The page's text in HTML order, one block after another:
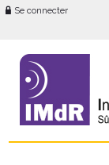
Se connecter